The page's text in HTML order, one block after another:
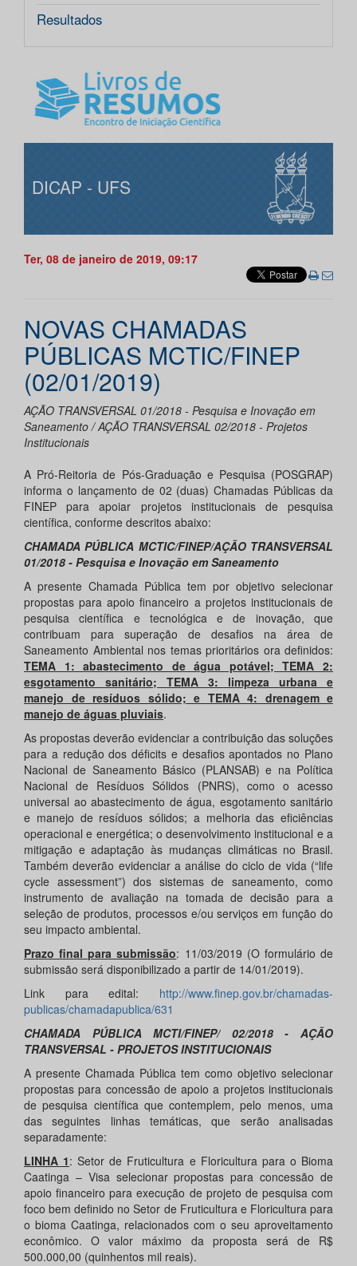
Resultados
DICAP - UFS
Ter, 08 de janeiro de 2019, 09:17
NOVAS CHAMADAS
PÚBLICAS MCTIC/FINEP
(02/01/2019)
AÇÃO TRANSVERSAL 01/2018 - Pesquisa e Inovação em
Saneamento / AÇÃO TRANSVERSAL 02/2018 - Projetos
Institucionais
A Pró-Reitoria de Pós-Graduação e Pesquisa (POSGRAP)
informa o lançamento de 02 (duas) Chamadas Públicas da
FINEP para apoiar projetos institucionais de pesquisa
científica, conforme descritos abaixo:
CHAMADA PÚBLICA MCTIC/FINEP/AÇÃO TRANSVERSAL
01/2018 - Pesquisa e Inovação em Saneamento
A presente Chamada Pública tem por objetivo selecionar
propostas para apoio financeiro a projetos institucionais de
pesquisa científica e tecnológica e de inovação, que
contribuam para superação de desafios na área de
Saneamento Ambiental nos temas prioritários ora definidos:
TEMA 1: abastecimento de água potável; TEMA 2:
esgotamento sanitário; TEMA 3: limpeza urbana e
manejo de resíduos sólido; e TEMA 4: drenagem e
manejo de águas pluviais.
As propostas deverão evidenciar a contribuição das soluções
para a redução dos déficits e desafios apontados no Plano
Nacional de Saneamento Básico (PLANSAB) e na Política
Nacional de Resíduos Sólidos (PNRS), como o acesso
universal ao abastecimento de água, esgotamento sanitário
e manejo de resíduos sólidos; a melhoria das eficiências
operacional e energética; o desenvolvimento institucional e a
mitigação e adaptação às mudanças climáticas no Brasil.
Também deverão evidenciar a análise do ciclo de vida (“life
cycle assessment”) dos sistemas de saneamento, como
instrumento de avaliação na tomada de decisão para a
seleção de produtos, processos e/ou serviços em função do
seu impacto ambiental.
Prazo final para submissão: 11/03/2019 (O formulário de
submissão será disponibilizado a partir de 14/01/2019).
Link para edital: http://www.finep.gov.br/chamadas-
publicas/chamadapublica/631
CHAMADA PÚBLICA MCTI/FINEP/ 02/2018 - AÇÃO
TRANSVERSAL - PROJETOS INSTITUCIONAIS
A presente Chamada Pública tem como objetivo selecionar
propostas para concessão de apoio a projetos institucionais
de pesquisa científica que contemplem, pelo menos, uma
das seguintes linhas temáticas, que serão analisadas
separadamente:
LINHA 1: Setor de Fruticultura e Floricultura para o Bioma
Caatinga – Visa selecionar propostas para concessão de
apoio financeiro para execução de projeto de pesquisa com
foco bem definido no Setor de Fruticultura e Floricultura para
o bioma Caatinga, relacionados com o seu aproveitamento
econômico. O valor máximo da proposta será de R$
500.000,00 (quinhentos mil reais).